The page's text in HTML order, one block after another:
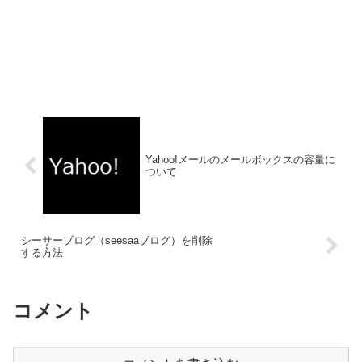
Yahoo!メールのメールボックスの容量に
ついて
シーサーブログ（seesaaブログ）を削除
する方法
コメント